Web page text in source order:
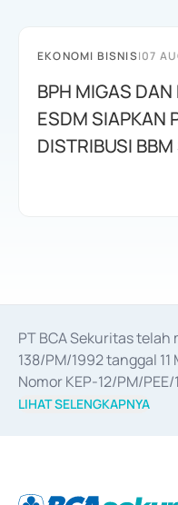
EKONOMI BISNIS|07
BPH MIGAS DAN
ESDM SIAPKAN
DISTRIBUSI
PT BCA Sekuritas
138/PM/1992 tanggal
Nomor KEP-12/PM/
merger, akuisisi,
LIHAT SELENGKAPNYA